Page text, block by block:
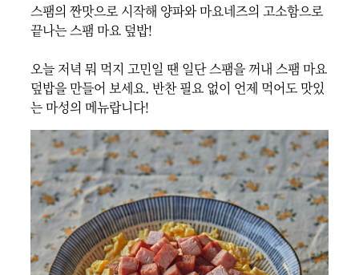
스팸의 짠맛으로 시작해 양파와 마요네즈의 고소함으로
끝나는 스팸 마요 덮밥!
오늘 저녁 뭐 먹지 고민일 땐 일단 스팸을 꺼내 스팸 마요
덮밥을 만들어 보세요. 반찬 필요 없이 언제 먹어도 맛있
는 마성의 메뉴랍니다!